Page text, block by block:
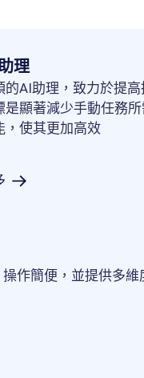
理
的AI助理，致力於提
是顯著減少手動任務
，使其更加高效
作簡便，並提供多維